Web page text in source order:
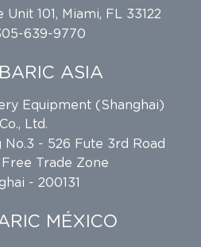
101, Miami, FL 33122
639-9770
ASIA
Equipment (Shanghai)
Co., Ltd.
No.3 - 526 Fute 3rd Road
Trade Zone
- 200131
MÉXICO